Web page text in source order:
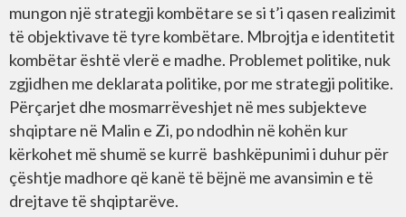
mungon një strategji kombëtare se si t’i qasen realizimit
të objektivave të tyre kombëtare. Mbrojtja e identitetit
kombëtar është vlerë e madhe. Problemet politike, nuk
zgjidhen me deklarata politike, por me strategji politike.
Përçarjet dhe mosmarrëveshjet në mes subjekteve
shqiptare në Malin e Zi, po ndodhin në kohën kur
kërkohet më shumë se kurrë bashkëpunimi i duhur për
çështje madhore që kanë të bëjnë me avansimin e të
drejtave të shqiptarëve.